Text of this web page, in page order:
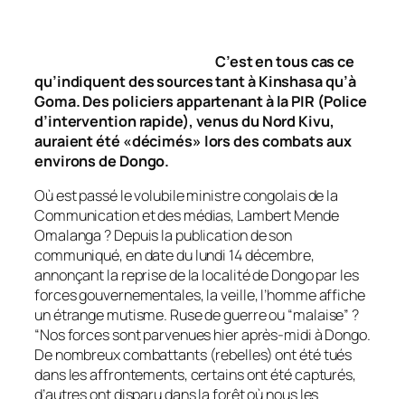
C’est en tous cas ce
qu’indiquent des sources tant à Kinshasa qu’à
Goma. Des policiers appartenant à la PIR (Police
d’intervention rapide), venus du Nord Kivu,
auraient été «décimés» lors des combats aux
environs de Dongo.
Où est passé le volubile ministre congolais de la
Communication et des médias, Lambert Mende
Omalanga ? Depuis la publication de son
communiqué, en date du lundi 14 décembre,
annonçant la reprise de la localité de Dongo par les
forces gouvernementales, la veille, l’homme affiche
un étrange mutisme. Ruse de guerre ou “malaise” ?
“Nos forces sont parvenues hier après-midi à Dongo.
De nombreux combattants (rebelles) ont été tués
dans les affrontements, certains ont été capturés,
d’autres ont disparu dans la forêt où nous les